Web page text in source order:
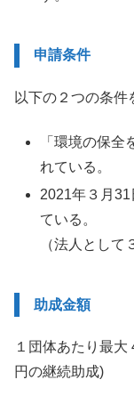
申請条件
以下の２つの条件
「環境の保
れている。
2021年３月
ている。
（法人として
助成金額
１団体あたり最
円の継続助成)